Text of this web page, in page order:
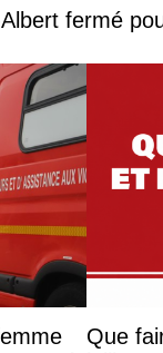
fermé
Que